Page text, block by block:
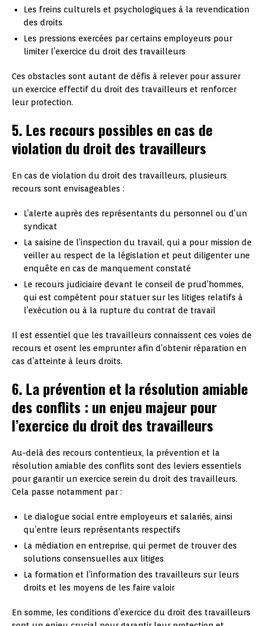
Les freins culturels et psychologiques à la revendication
des droits
Les pressions exercées par certains employeurs pour
limiter l’exercice du droit des travailleurs
Ces obstacles sont autant de défis à relever pour assurer
un exercice effectif du droit des travailleurs et renforcer
leur protection.
5. Les recours possibles en cas de
violation du droit des travailleurs
En cas de violation du droit des travailleurs, plusieurs
recours sont envisageables :
L’alerte auprès des représentants du personnel ou d’un
syndicat
La saisine de l’inspection du travail, qui a pour mission de
veiller au respect de la législation et peut diligenter une
enquête en cas de manquement constaté
Le recours judiciaire devant le conseil de prud’hommes,
qui est compétent pour statuer sur les litiges relatifs à
l’exécution ou à la rupture du contrat de travail
Il est essentiel que les travailleurs connaissent ces voies de
recours et osent les emprunter afin d’obtenir réparation en
cas d’atteinte à leurs droits.
6. La prévention et la résolution amiable
des conflits : un enjeu majeur pour
l’exercice du droit des travailleurs
Au-delà des recours contentieux, la prévention et la
résolution amiable des conflits sont des leviers essentiels
pour garantir un exercice serein du droit des travailleurs.
Cela passe notamment par :
Le dialogue social entre employeurs et salariés, ainsi
qu’entre leurs représentants respectifs
La médiation en entreprise, qui permet de trouver des
solutions consensuelles aux litiges
La formation et l’information des travailleurs sur leurs
droits et les moyens de les faire valoir
En somme, les conditions d’exercice du droit des travailleurs